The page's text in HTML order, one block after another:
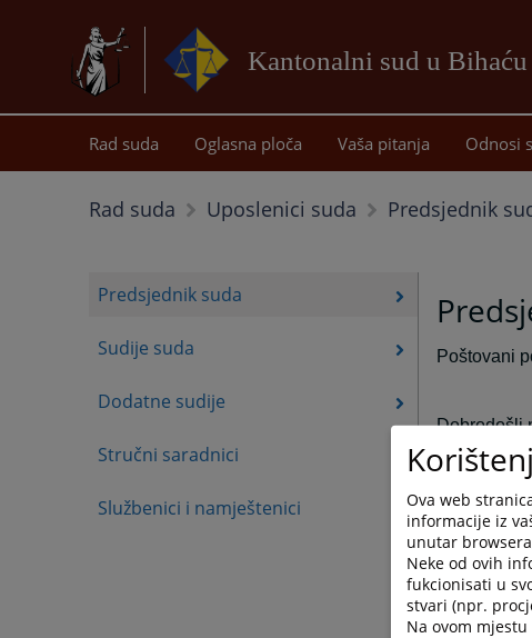
Kantonalni sud u Bihaću
Rad suda Oglasna ploča Vaša pitanja Odnosi
Rad suda Uposlenici suda Predsjednik
Predsjednik suda
Sudije suda
Dodatne sudije
Stručni saradnici
Službenici i namještenici
Poštovani
Dobrodošli
bude
nadamo se
skladu sa
Fata
Ova web
informacije iz
unutar
Neke od ovih
fukcionisati u
stvari (npr.
Na ovom